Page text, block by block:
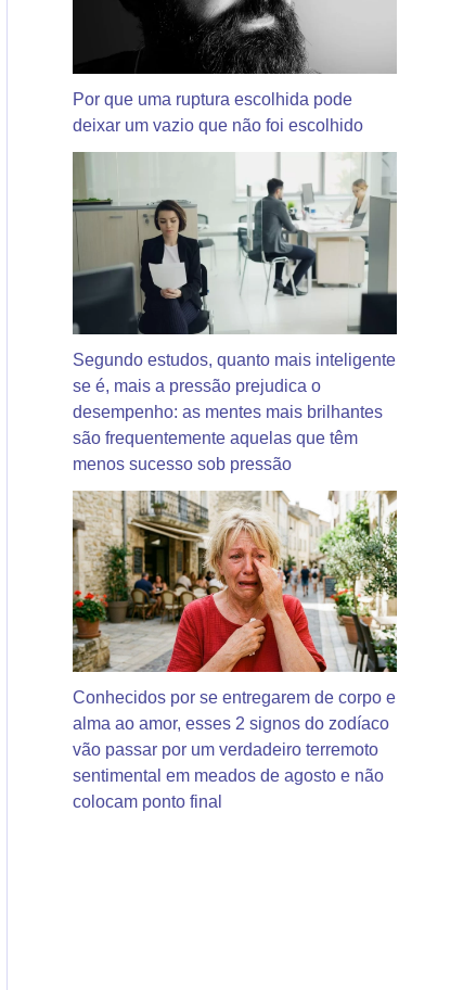
Por que uma ruptura escolhida pode
deixar um vazio que não foi escolhido
Segundo estudos, quanto mais inteligente
se é, mais a pressão prejudica o
desempenho: as mentes mais brilhantes
são frequentemente aquelas que têm
menos sucesso sob pressão
Conhecidos por se entregarem de corpo e
alma ao amor, esses 2 signos do zodíaco
vão passar por um verdadeiro terremoto
sentimental em meados de agosto e não
colocam ponto final